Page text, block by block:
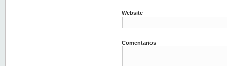
Website
Comentarios